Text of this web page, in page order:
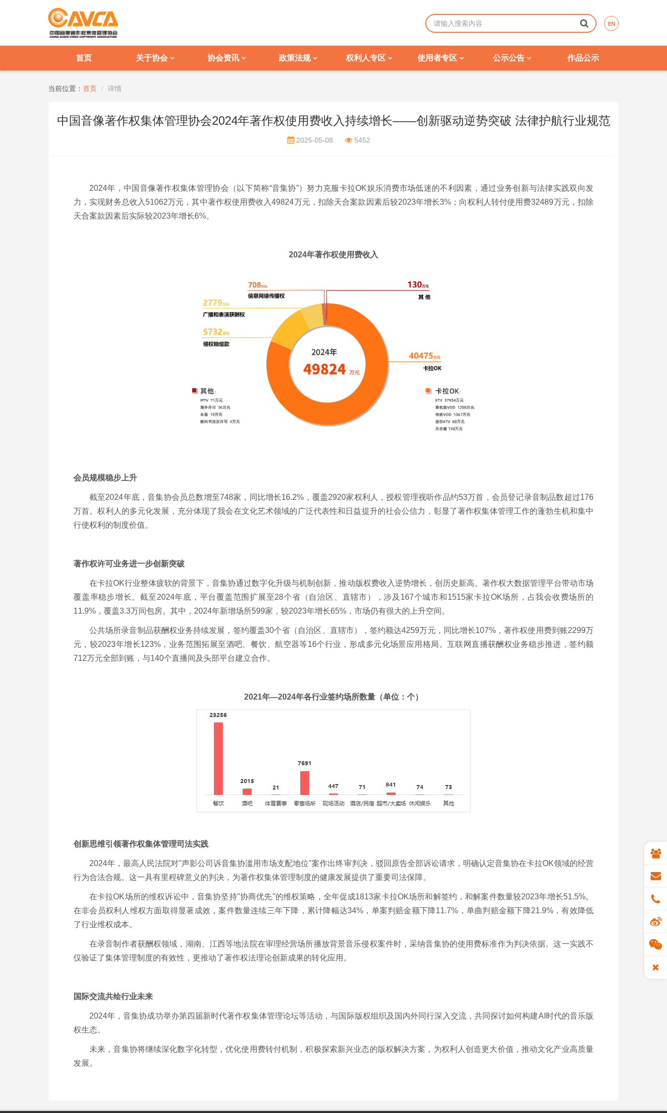
EN
首页 关于协会 协会资讯 政策法规 权利人专区 使用者专区 公示公告 作品公示
当前位置： 首页 详情
中国音像著作权集体管理协会2024年著作权使用费收入持续增长——创新驱动逆势突破 法律护航行业规范
2025-05-08 5452
2024年，中国音像著作权集体管理协会（以下简称“音集协”）努力克服卡拉OK娱乐消费市场低迷的不利因素，通过业务创新与法律实践双向发
力，实现财务总收入51062万元，其中著作权使用费收入49824万元，扣除天合案款因素后较2023年增长3%；向权利人转付使用费32489万元，扣除
天合案款因素后实际较2023年增长6%。
2024年著作权使用费收入
会员规模稳步上升
截至2024年底，音集协会员总数增至748家，同比增长16.2%，覆盖2920家权利人，授权管理视听作品约53万首，会员登记录音制品数超过176
万首。权利人的多元化发展，充分体现了我会在文化艺术领域的广泛代表性和日益提升的社会公信力，彰显了著作权集体管理工作的蓬勃生机和集中
行使权利的制度价值。
著作权许可业务进一步创新突破
在卡拉OK行业整体疲软的背景下，音集协通过数字化升级与机制创新，推动版权费收入逆势增长，创历史新高。著作权大数据管理平台带动市场
覆盖率稳步增长。截至2024年底，平台覆盖范围扩展至28个省（自治区、直辖市），涉及167个城市和1515家卡拉OK场所，占我会收费场所的
11.9%，覆盖3.3万间包房。其中，2024年新增场所599家，较2023年增长65%，市场仍有很大的上升空间。
公共场所录音制品获酬权业务持续发展，签约覆盖30个省（自治区、直辖市），签约额达4259万元，同比增长107%，著作权使用费到账2299万
元，较2023年增长123%，业务范围拓展至酒吧、餐饮、航空器等16个行业，形成多元化场景应用格局。互联网直播获酬权业务稳步推进，签约额
712万元全部到账，与140个直播间及头部平台建立合作。
2021年—2024年各行业签约场所数量（单位：个）
创新思维引领著作权集体管理司法实践
2024年，最高人民法院对"声影公司诉音集协滥用市场支配地位"案作出终审判决，驳回原告全部诉讼请求，明确认定音集协在卡拉OK领域的经营
行为合法合规。这一具有里程碑意义的判决，为著作权集体管理制度的健康发展提供了重要司法保障。
在卡拉OK场所的维权诉讼中，音集协坚持"协商优先"的维权策略，全年促成1813家卡拉OK场所和解签约，和解案件数量较2023年增长51.5%。
在非会员权利人维权方面取得显著成效，案件数量连续三年下降，累计降幅达34%，单案判赔金额下降11.7%，单曲判赔金额下降21.9%，有效降低
了行业维权成本。
在录音制作者获酬权领域，湖南、江西等地法院在审理经营场所播放背景音乐侵权案件时，采纳音集协的使用费标准作为判决依据。这一实践不
仅验证了集体管理制度的有效性，更推动了著作权法理论创新成果的转化应用。
国际交流共绘行业未来
2024年，音集协成功举办第四届新时代著作权集体管理论坛等活动，与国际版权组织及国内外同行深入交流，共同探讨如何构建AI时代的音乐版
权生态。
未来，音集协将继续深化数字化转型，优化使用费转付机制，积极探索新兴业态的版权解决方案，为权利人创造更大价值，推动文化产业高质量
发展。